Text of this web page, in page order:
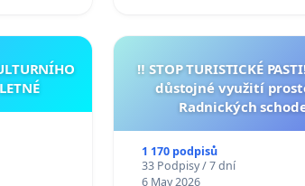
‼️ STOP TURISTICKÉ
důstojné využití
Radnických
1 170 podpisů
33 Podpisy / 7 dní
6 May 2026